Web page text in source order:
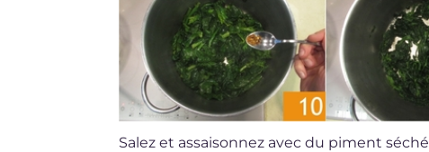
Salez et assaisonnez avec du piment séché